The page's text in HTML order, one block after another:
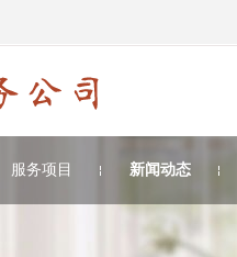
服务项目 新闻动态